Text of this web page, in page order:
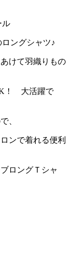
ロングシャツ♪
けて羽織りもの
！ 大活躍で
、
ンで着れる便利
ロングＴシャ